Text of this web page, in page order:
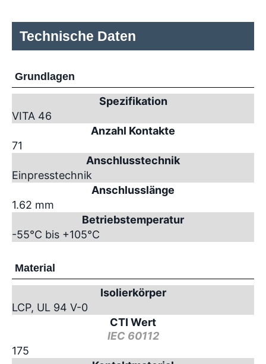
Technische Daten
Grundlagen
Spezifikation
VITA 46
Anzahl Kontakte
71
Anschlusstechnik
Einpresstechnik
Anschlusslänge
1.62 mm
Betriebstemperatur
-55°C bis +105°C
Material
Isolierkörper
LCP, UL 94 V-0
CTI Wert
IEC 60112
175